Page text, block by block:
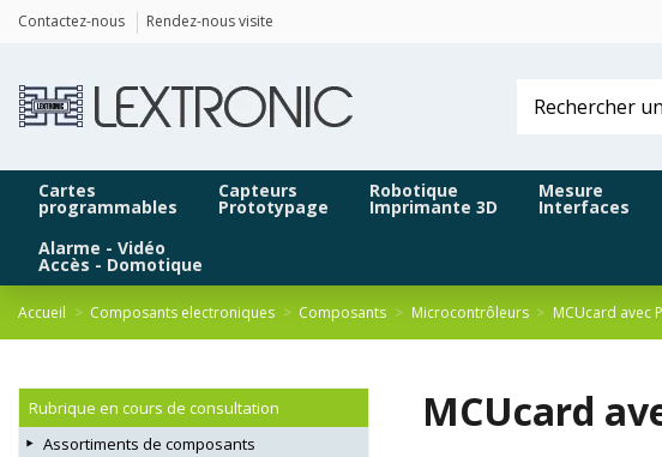
Contactez-nous Rendez-nous visite
Cartes
programmables
Capteurs
Prototypage
Robotique
Imprimante 3D
Mesure
Interfaces
Alarme - Vidéo
Accès - Domotique
Accueil Composants electroniques Composants Microcontrôleurs MCUcard avec
MCUcard
Rubrique en cours de consultation
Assortiments de composants
Panneau de gestion des cookies